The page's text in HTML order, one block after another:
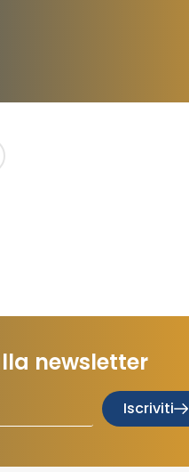
newsletter
Iscriviti